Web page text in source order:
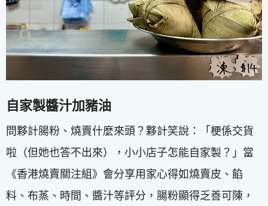
自家製醬汁加豬油
問夥計腸粉、燒賣什麼來頭？夥計笑說：「梗係交貨
啦（但她也答不出來），小小店子怎能自家製？」當
《香港燒賣關注組》會分享用家心得如燒賣皮、餡
料、布蒸、時間、醬汁等評分，腸粉顯得乏善可陳，